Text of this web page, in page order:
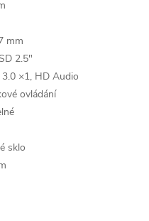
mm
2.5"
×1, HD Audio
ovládání
sklo